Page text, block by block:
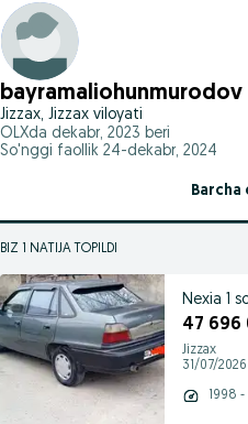
bayramaliohunmurodov
Jizzax, Jizzax viloyati
OLXda dekabr, 2023 beri
So'nggi faollik 24-dekabr, 2024
Barcha
BIZ 1 NATIJA TOPILDI
Nexia 1
47 696
Jizzax
31/07/2026
1998